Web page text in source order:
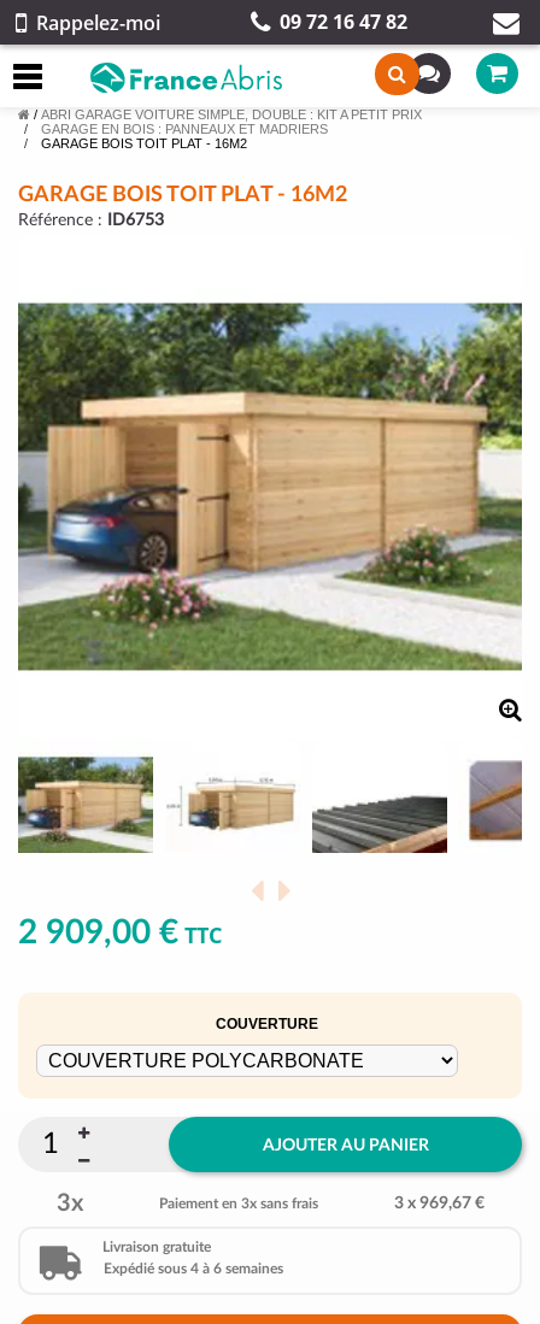
Rappelez-moi 09 72 16 47 82
/ ABRI GARAGE VOITURE SIMPLE, DOUBLE : KIT A PETIT PRIX
GARAGE EN BOIS : PANNEAUX ET MADRIERS
GARAGE BOIS TOIT PLAT - 16M2
GARAGE BOIS TOIT PLAT - 16M2
Référence : ID6753
2 909,00 € TTC
COUVERTURE
AJOUTER AU PANIER
3x Paiement en 3x sans frais 3 x 969,67 €
Livraison gratuite
Expédié sous 4 à 6 semaines